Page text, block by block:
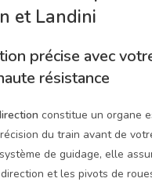
et Landini
précise avec
résistance
constitue un organe
du train avant de
de guidage, elle
et les pivots de